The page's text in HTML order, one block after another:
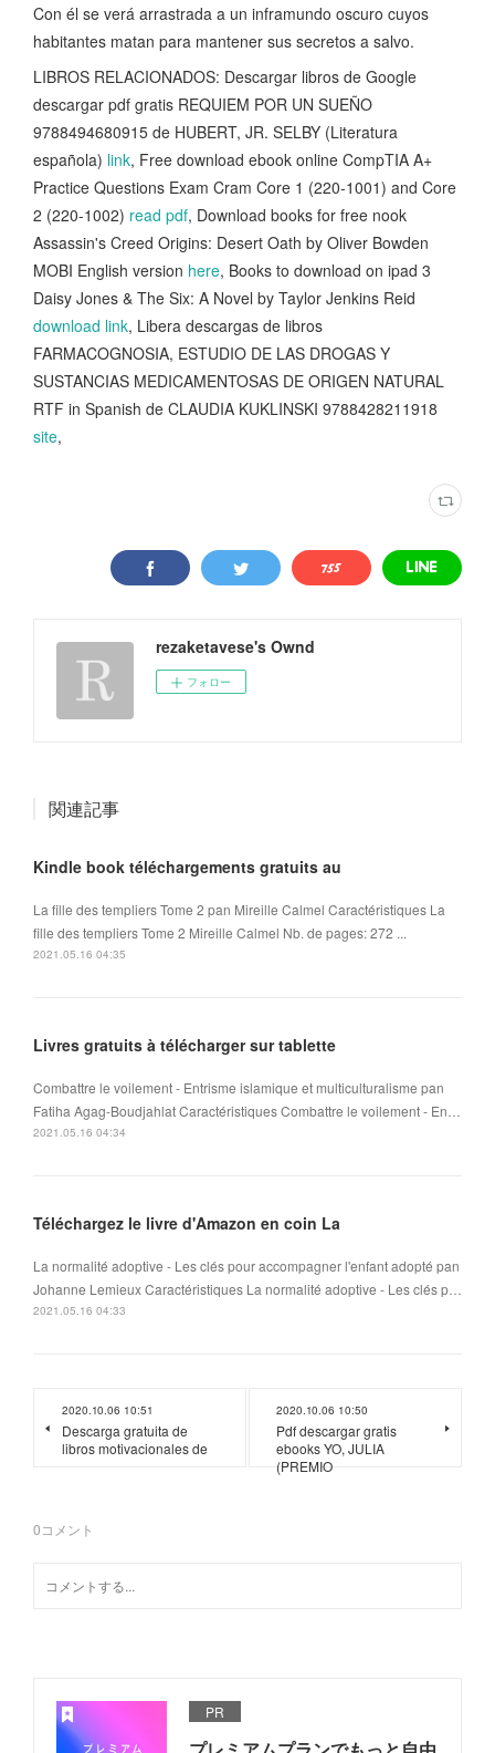
Con él se verá arrastrada a un inframundo oscuro cuyos
habitantes matan para mantener sus secretos a salvo.
LIBROS RELACIONADOS: Descargar libros de Google
descargar pdf gratis REQUIEM POR UN SUEÑO
9788494680915 de HUBERT, JR. SELBY (Literatura
española) link, Free download ebook online CompTIA A+
Practice Questions Exam Cram Core 1 (220-1001) and Core
2 (220-1002) read pdf, Download books for free nook
Assassin's Creed Origins: Desert Oath by Oliver Bowden
MOBI English version here, Books to download on ipad 3
Daisy Jones & The Six: A Novel by Taylor Jenkins Reid
download link, Libera descargas de libros
FARMACOGNOSIA, ESTUDIO DE LAS DROGAS Y
SUSTANCIAS MEDICAMENTOSAS DE ORIGEN NATURAL
RTF in Spanish de CLAUDIA KUKLINSKI 9788428211918
site,
rezaketavese's Ownd
フォロー
関連記事
Kindle book téléchargements gratuits au
La fille des templiers Tome 2 pan Mireille Calmel Caractéristiques La
fille des templiers Tome 2 Mireille Calmel Nb. de pages: 272 ...
2021.05.16 04:35
Livres gratuits à télécharger sur tablette
Combattre le voilement - Entrisme islamique et multiculturalisme pan
Fatiha Agag-Boudjahlat Caractéristiques Combattre le voilement - En…
2021.05.16 04:34
Téléchargez le livre d'Amazon en coin La
La normalité adoptive - Les clés pour accompagner l'enfant adopté pan
Johanne Lemieux Caractéristiques La normalité adoptive - Les clés p…
2021.05.16 04:33
2020.10.06 10:51
Descarga gratuita de
libros motivacionales de
2020.10.06 10:50
Pdf descargar gratis
ebooks YO, JULIA
(PREMIO
0コメント
PR